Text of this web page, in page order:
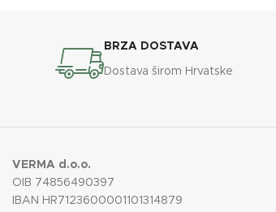
BRZA DOSTAVA
Dostava širom Hrvatske
VERMA d.o.o.
OIB 74856490397
IBAN HR7123600001101314879